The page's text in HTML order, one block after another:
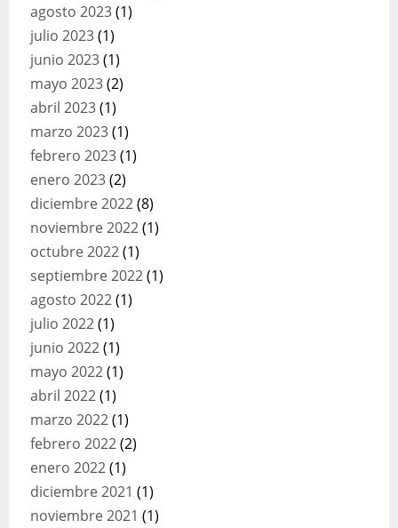
agosto 2023(1)
julio 2023(1)
junio 2023(1)
mayo 2023(2)
abril 2023(1)
marzo 2023(1)
febrero 2023(1)
enero 2023(2)
diciembre 2022(8)
noviembre 2022(1)
octubre 2022(1)
septiembre 2022(1)
agosto 2022(1)
julio 2022(1)
junio 2022(1)
mayo 2022(1)
abril 2022(1)
marzo 2022(1)
febrero 2022(2)
enero 2022(1)
diciembre 2021 (1)
noviembre 2021 (1)